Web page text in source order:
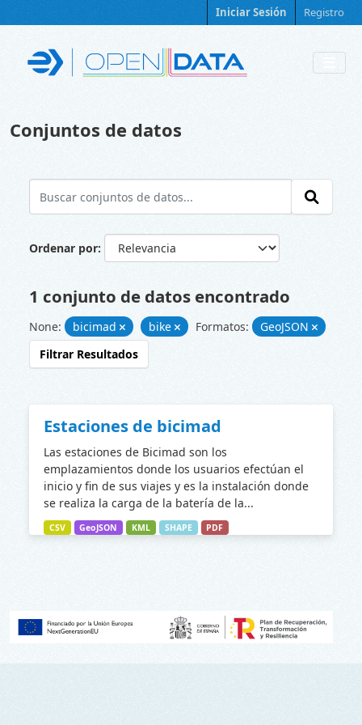
Iniciar Sesión Registro
Conjuntos de datos
Ordenar por
1 conjunto de datos encontrado
None: bicimad bike Formatos:
GeoJSON
Filtrar Resultados
Estaciones de bicimad
Las estaciones de Bicimad son los
emplazamientos donde los usuarios efectúan el
inicio y fin de sus viajes y es la instalación donde
se realiza la carga de la batería de la...
CSV GeoJSON KML SHAPE PDF